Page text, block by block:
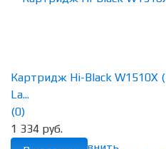
Картридж Hi-Black W1510X
La...
(0)
1 334 руб.